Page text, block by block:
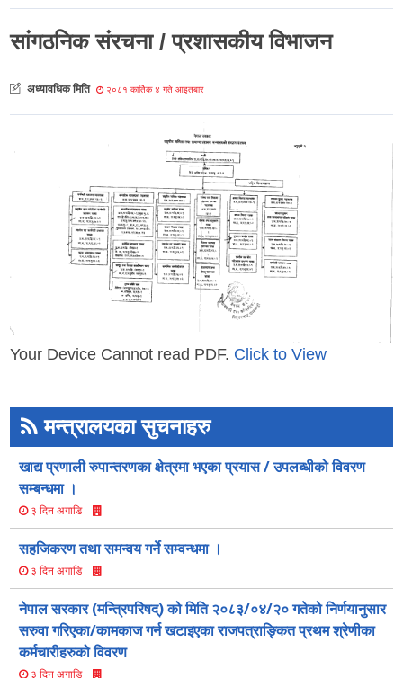
सांगठनिक संरचना / प्रशासकीय विभाजन
अध्यावधिक मिति २०८१ कार्तिक ४ गते आइतबार
Your Device Cannot read PDF. Click to View
मन्त्रालयका सुचनाहरु
खाद्य प्रणाली रुपान्तरणका क्षेत्रमा भएका प्रयास / उपलब्धीको विवरण
सम्बन्धमा ।
३ दिन अगाडि
सहजिकरण तथा समन्वय गर्ने सम्वन्धमा ।
३ दिन अगाडि
नेपाल सरकार (मन्त्रिपरिषद्) को मिति २०८३/०४/२० गतेको निर्णयानुसार
सरुवा गरिएका/कामकाज गर्न खटाइएका राजपत्राङ्कित प्रथम श्रेणीका
कर्मचारीहरुको विवरण
३ दिन अगाडि